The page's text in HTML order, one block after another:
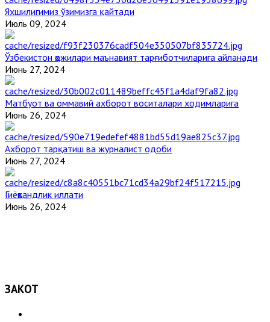
Яхшилигимиз ўзимизга қайтади
Июль 09, 2024
Ўзбекистон ҳожилари маънавият тарғиботчиларига айланади
Июнь 27, 2024
Матбуот ва оммавий ахборот воситалари ходимларига
Июнь 26, 2024
Ахборот тарқатиш ва журналист одоби
Июнь 27, 2024
Гиёҳвандлик иллати
Июнь 26, 2024
ЗАКОТ